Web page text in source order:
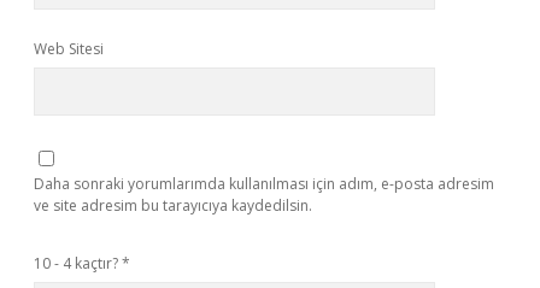
Web Sitesi
Daha sonraki yorumlarımda kullanılması için adım, e-posta adresim
ve site adresim bu tarayıcıya kaydedilsin.
10 - 4 kaçtır?*